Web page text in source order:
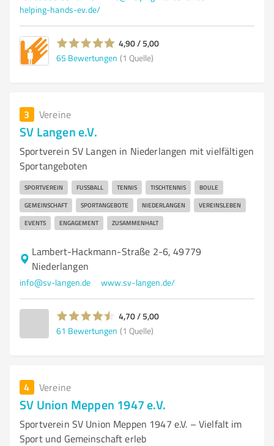
helping-hands-ev.de/
4,90 / 5,00
65 Bewertungen (1 Quelle)
3 Vereine
SV Langen e.V.
Sportverein SV Langen in Niederlangen mit vielfältigen
Sportangeboten
SPORTVEREIN FUSSBALL TENNIS TISCHTENNIS BOULE
GEMEINSCHAFT SPORTANGEBOTE NIEDERLANGEN VEREINSLEBEN
EVENTS ENGAGEMENT ZUSAMMENHALT
Lambert-Hackmann-Straße 2-6, 49779
Niederlangen
info@sv-langen.de www.sv-langen.de/
4,70 / 5,00
61 Bewertungen (1 Quelle)
4 Vereine
SV Union Meppen 1947 e.V.
Sportverein SV Union Meppen 1947 e.V. – Vielfalt im
Sport und Gemeinschaft erleb